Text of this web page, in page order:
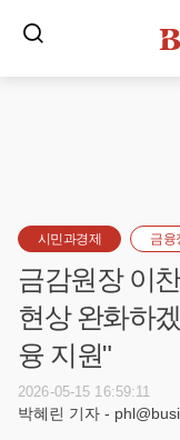
시민과경제 금융
금감원장 이
현상 완화하
융 지원"
2026-05-15 16:59:11
박혜린 기자 -